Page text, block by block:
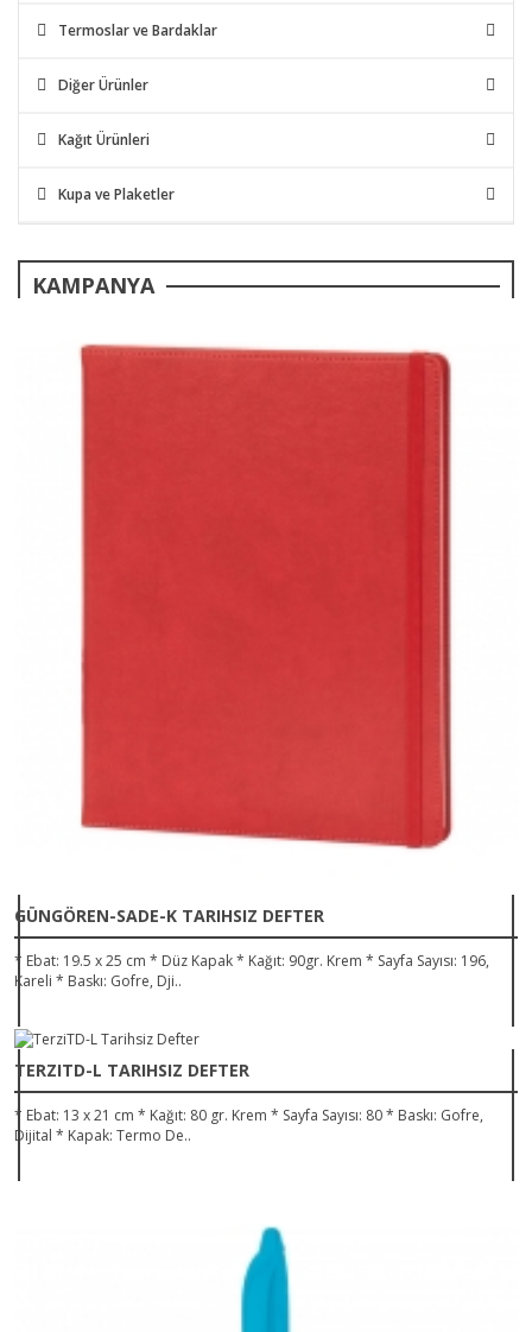
Termoslar ve Bardaklar
Diğer Ürünler
Kağıt Ürünleri
Kupa ve Plaketler
KAMPANYA
GÜNGÖREN-SADE-K TARIHSIZ DEFTER
* Ebat: 19.5 x 25 cm * Düz Kapak * Kağıt: 90gr. Krem * Sayfa Sayısı: 196,
Kareli * Baskı: Gofre, Dji..
TERZITD-L TARIHSIZ DEFTER
* Ebat: 13 x 21 cm * Kağıt: 80 gr. Krem * Sayfa Sayısı: 80 * Baskı: Gofre,
Dijital * Kapak: Termo De..